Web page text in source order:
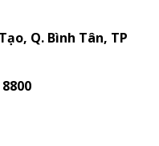
Q. Bình Tân, TP